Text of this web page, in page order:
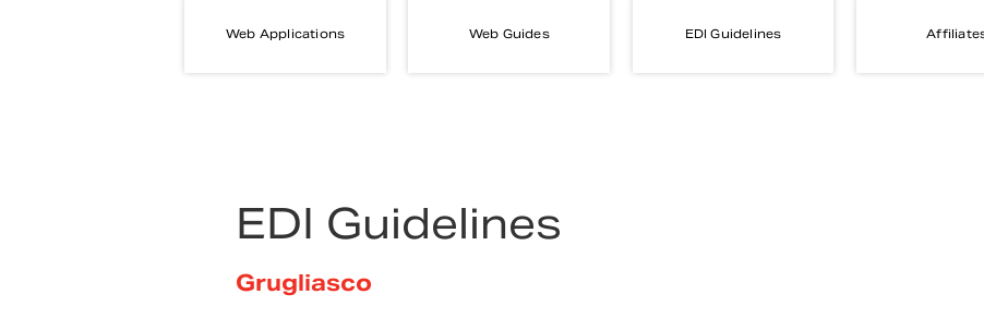
Web Applications Web Guides EDI Guidelines
EDI Guidelines
Grugliasco